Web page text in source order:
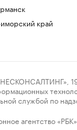
край
службой по
агентство «РБК».